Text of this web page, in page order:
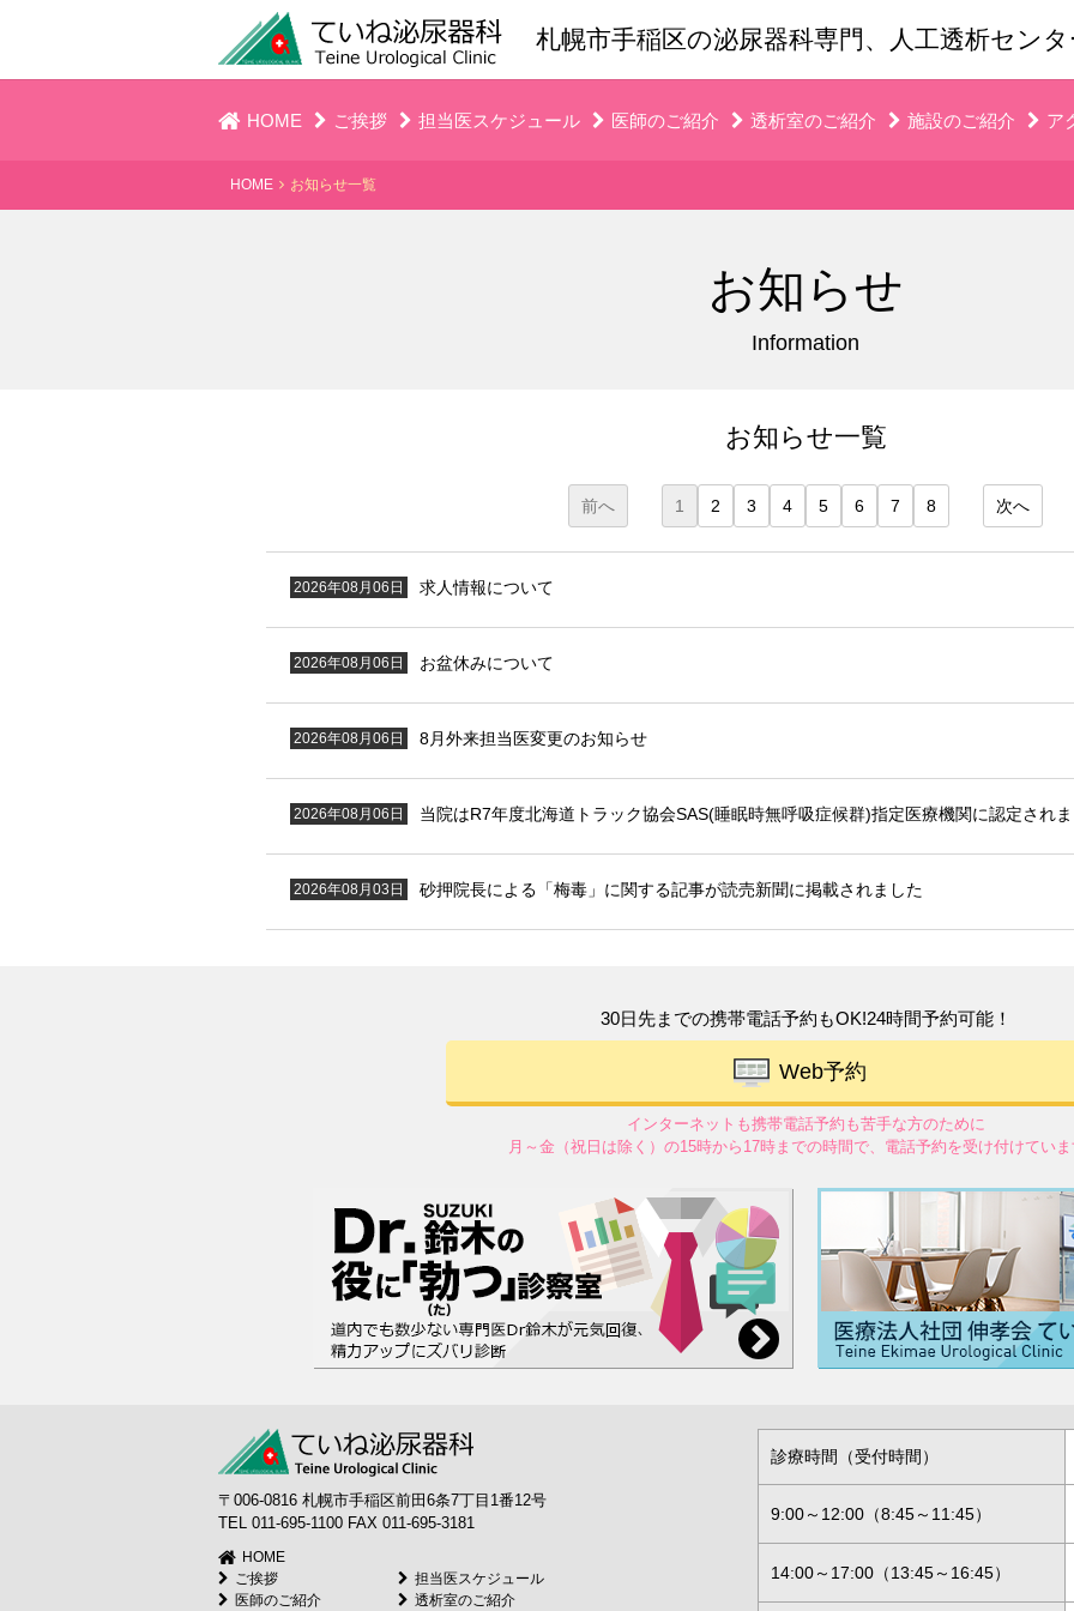
札幌市手稲区の泌尿器科専門、人工透析セン
HOME ご挨拶 担当医スケジュール 医師のご紹介 透析室のご紹介 施設のご紹介 ア
HOME お知らせ一覧
お知らせ
Information
お知らせ一覧
前へ 1 2 3 4 5 6 7 8 次へ
2026年08月06日 求人情報について
2026年08月06日 お盆休みについて
2026年08月06日 8月外来担当医変更のお知らせ
2026年08月06日 当院はR7年度北海道トラック協会SAS(睡眠時無呼吸症候群)指定医療機関に認定され
2026年08月03日 砂押院長による「梅毒」に関する記事が読売新聞に掲載されました
30日先までの携帯電話予約もOK!24時間予約可能！
Web予約
インターネットも携帯電話予約も苦手な方のために
月～金（祝日は除く）の15時から17時までの時間で、電話予約を受け付けてい
〒006-0816 札幌市手稲区前田6条7丁目1番12号
TEL 011-695-1100 FAX 011-695-3181
HOME
ご挨拶
担当医スケジュール
医師のご紹介
透析室のご紹介
診療時間（受付時間）
9:00～12:00（8:45～11:45）
14:00～17:00（13:45～16:45）